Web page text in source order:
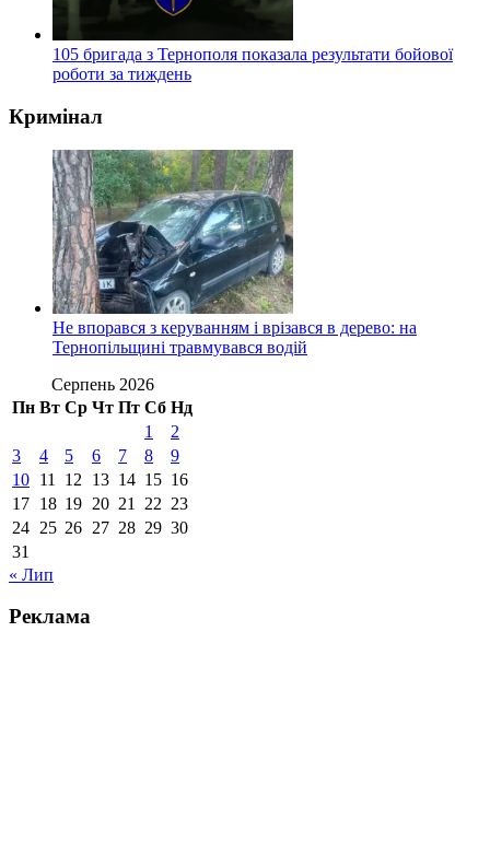
105 бригада з Тернополя показала результати бойової
роботи за тиждень
Кримінал
Не впорався з керуванням і врізався в дерево: на
Тернопільщині травмувався водій
Серпень 2026
Пн Вт Ср Чт Пт Сб Нд
1
2
3
4 5 6 7 8
9
10 11 12 13 14 15 16
17 18 19 20 21 22 23
24 25 26 27 28 29 30
31
« Лип
Реклама